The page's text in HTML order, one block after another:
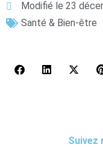
Modifié le 23
Santé & Bien-être
Suivez